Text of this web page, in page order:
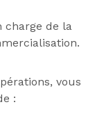
charge de la
vous
: